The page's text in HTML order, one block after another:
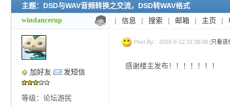
新的主题
投票帖
交易帖
小字报
主题：DSD与WAV音频转换之交流，DSD转WAV格式
windancerup | 信息 | 搜索 | 邮箱 | 主页 |
加好友 发短信
等级：论坛游民
Post By：2018-6-12 22:38:08 [只看该
感谢楼主发布！！！！！！！